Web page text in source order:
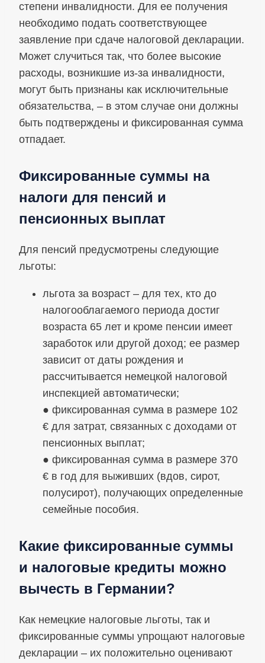
степени инвалидности. Для ее получения
необходимо подать соответствующее
заявление при сдаче налоговой декларации.
Может случиться так, что более высокие
расходы, возникшие из-за инвалидности,
могут быть признаны как исключительные
обязательства, – в этом случае они должны
быть подтверждены и фиксированная сумма
отпадает.
Фиксированные суммы на
налоги для пенсий и
пенсионных выплат
Для пенсий предусмотрены следующие
льготы:
льгота за возраст – для тех, кто до
налогооблагаемого периода достиг
возраста 65 лет и кроме пенсии имеет
заработок или другой доход; ее размер
зависит от даты рождения и
рассчитывается немецкой налоговой
инспекцией автоматически;
● фиксированная сумма в размере 102
€ для затрат, связанных с доходами от
пенсионных выплат;
● фиксированная сумма в размере 370
€ в год для выживших (вдов, сирот,
полусирот), получающих определенные
семейные пособия.
Какие фиксированные суммы
и налоговые кредиты можно
вычесть в Германии?
Как немецкие налоговые льготы, так и
фиксированные суммы упрощают налоговые
декларации – их положительно оценивают